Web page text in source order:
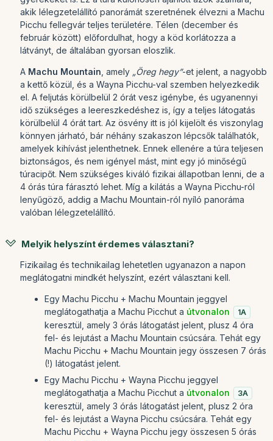
akik lélegzetelállító panorámát szeretnének élvezni a Machu
Picchu fellegvár teljes területére. Télen (december és
február között) előfordulhat, hogy a köd korlátozza a
látványt, de általában gyorsan eloszlik.
A Machu Mountain , amely „Öreg hegy”-et jelent, a nagyobb
a kettő közül, és a Wayna Picchu-val szemben helyezkedik
el. A feljutás körülbelül 2 órát vesz igénybe, és ugyanennyi
idő szükséges a leereszkedéshez is, így a teljes látogatás
körülbelül 4 órát tart. Az ösvény itt is jól kijelölt és viszonylag
könnyen járható, bár néhány szakaszon lépcsők találhatók,
amelyek kihívást jelenthetnek. Ennek ellenére a túra teljesen
biztonságos, és nem igényel mást, mint egy jó minőségű
túracipőt. Nem szükséges kiváló fizikai állapotban lenni, de a
4 órás túra fárasztó lehet. Míg a kilátás a Wayna Picchu-ról
lenyűgöző, addig a Machu Mountain-ról nyíló panoráma
valóban lélegzetelállító.
Melyik helyszínt érdemes választani?
Fizikailag és technikailag lehetetlen ugyanazon a napon
meglátogatni mindkét helyszínt, ezért választani kell.
Egy Machu Picchu + Machu Mountain jeggyel
meglátogathatja a Machu Picchut a útvonalon 1A
keresztül, amely 3 órás látogatást jelent, plusz 4 óra
fel- és lejutást a Machu Mountain csúcsára. Tehát egy
Machu Picchu + Machu Mountain jegy összesen 7 órás
(!) látogatást jelent.
Egy Machu Picchu + Wayna Picchu jeggyel
meglátogathatja a Machu Picchut a útvonalon 3A
keresztül, amely 3 órás látogatást jelent, plusz 2 óra
fel- és lejutást a Wayna Picchu csúcsára. Tehát egy
Machu Picchu + Wayna Picchu jegy összesen 5 órás